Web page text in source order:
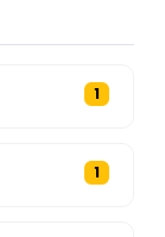
1
1